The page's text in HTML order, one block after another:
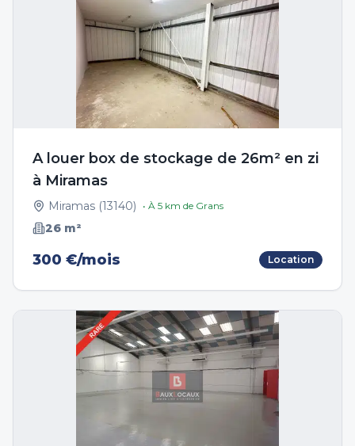
A louer box de stockage de 26m² en zi
à Miramas
Miramas (13140) • À 5 km de Grans
26 m²
300 €/mois Location